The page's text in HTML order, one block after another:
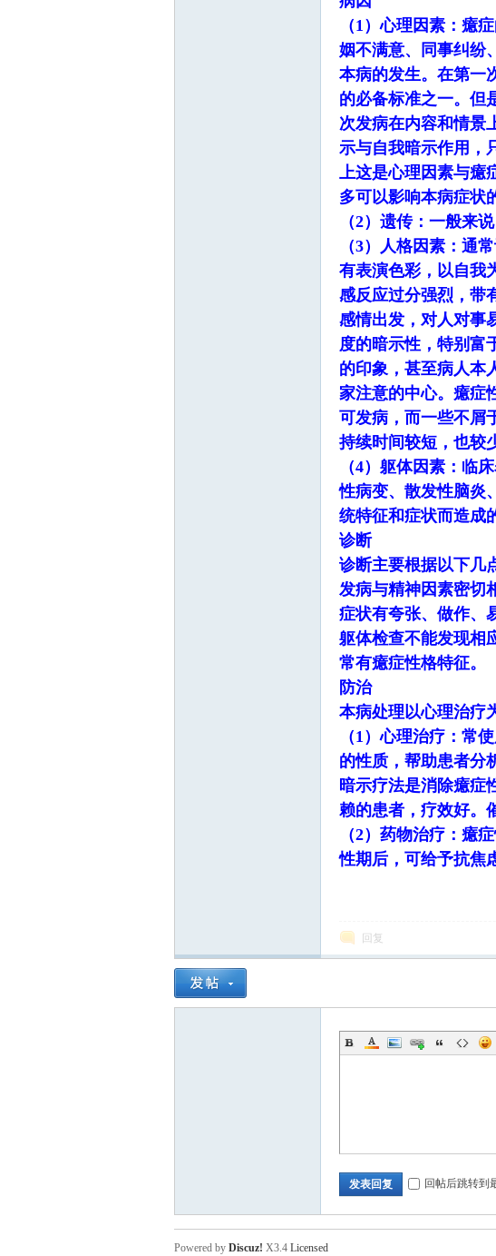
（1）心理因素：癔
姻不满意、同事纠纷
本病的发生。在第一
的必备标准之一。但
次发病在内容和情景
示与自我暗示作用，
上这是心理因素与癔
多可以影响本病症状
（2）遗传：一般来
（3）人格因素：通
有表演色彩，以自我
感反应过分强烈，带
感情出发，对人对事
度的暗示性，特别富
的印象，甚至病人本
家注意的中心。癔症
可发病，而一些不屑
持续时间较短，也较
（4）躯体因素：临
性病变、散发性脑炎
统特征和症状而造成
诊断
诊断主要根据以下几
发病与精神因素密切
症状有夸张、做作、
躯体检查不能发现相
常有癔症性格特征。
防治
本病处理以心理治疗
（1）心理治疗：常
的性质，帮助患者分
暗示疗法是消除癔症
赖的患者，疗效好。
（2）药物治疗：癔
性期后，可给予抗焦
回复
发表回复
回帖后跳转到
Powered by Discuz! X3.4 Licensed